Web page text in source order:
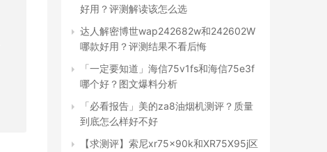
好用？评测解读该怎么选
达人解密博世wap242682w和242602W
哪款好用？评测结果不看后悔
「一定要知道」海信75v1fs和海信75e3f
哪个好？图文爆料分析
「必看报告」美的za8油烟机测评？质量
到底怎么样好不好
【求测评】索尼xr75x90k和XR75X95j区